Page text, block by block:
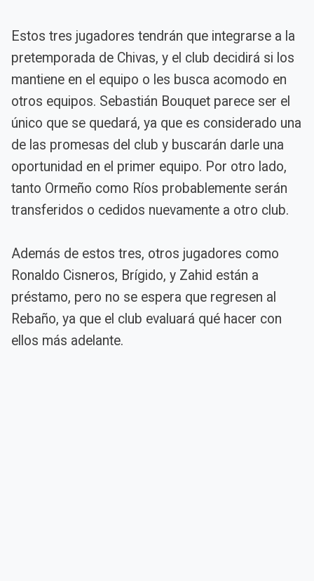
Estos tres jugadores tendrán que integrarse a la
pretemporada de Chivas, y el club decidirá si los
mantiene en el equipo o les busca acomodo en
otros equipos. Sebastián Bouquet parece ser el
único que se quedará, ya que es considerado una
de las promesas del club y buscarán darle una
oportunidad en el primer equipo. Por otro lado,
tanto Ormeño como Ríos probablemente serán
transferidos o cedidos nuevamente a otro club.
Además de estos tres, otros jugadores como
Ronaldo Cisneros, Brígido, y Zahid están a
préstamo, pero no se espera que regresen al
Rebaño, ya que el club evaluará qué hacer con
ellos más adelante.